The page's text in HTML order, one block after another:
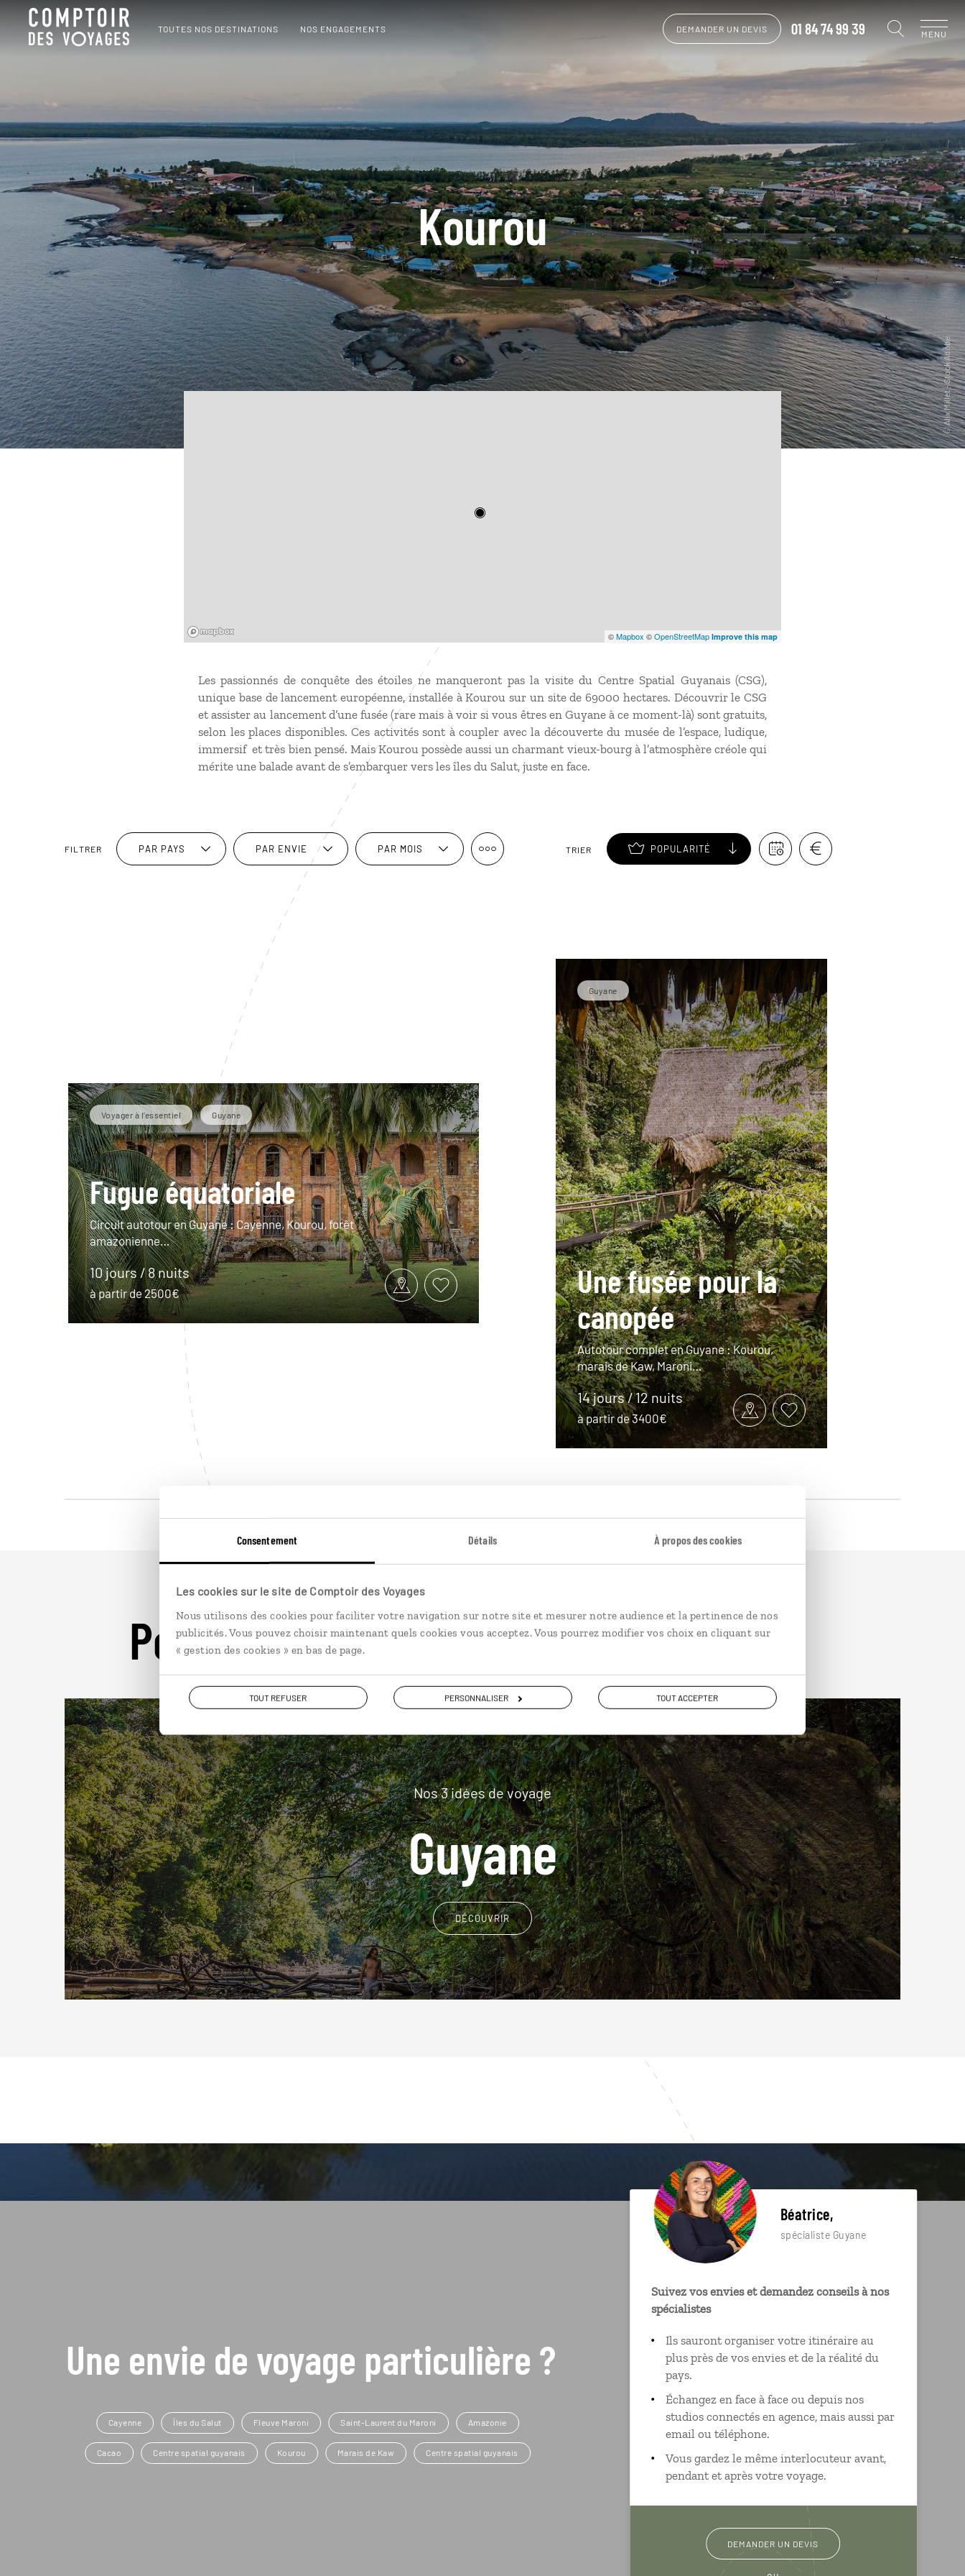
Consentement Détails À propos des cookies
Les cookies sur le site de Comptoir des Voyages
Nous utilisons des cookies pour faciliter votre navigation sur notre site et mesurer notre audience et la pertinence de nos
publicités. Vous pouvez choisir maintenant quels cookies vous acceptez. Vous pourrez modifier vos choix en cliquant sur
« gestion des cookies » en bas de page.
TOUT REFUSER PERSONNALISER TOUT ACCEPTER
TOUTES NOS DESTINATIONS NOS ENGAGEMENTS DEMANDER UN DEVIS 01 84 74 99 39 MENU
Kourou
©Mapbox ©OpenStreetMap Improve this map
Les passionnés de conquête des étoiles ne manqueront pas la visite du Centre Spatial Guyanais (CSG),
unique base de lancement européenne, installée à Kourou sur un site de 69000 hectares. Découvrir le CSG
et assister au lancement d’une fusée (rare mais à voir si vous êtres en Guyane à ce moment-là) sont gratuits,
selon les places disponibles. Ces activités sont à coupler avec la découverte du musée de l’espace, ludique,
immersif et très bien pensé. Mais Kourou possède aussi un charmant vieux-bourg à l’atmosphère créole qui
mérite une balade avant de s’embarquer vers les îles du Salut, juste en face.
FILTRER PAR PAYS PAR ENVIE PAR MOIS TRIER POPULARITÉ
Voyager à l’essentiel Guyane
Fugue équatoriale
Circuit autotour en Guyane : Cayenne, Kourou, forêt
amazonienne…
10 jours / 8 nuits
à partir de 2500€
Guyane
Une fusée pour la
canopée
Autotour complet en Guyane : Kourou,
marais de Kaw, Maroni…
14 jours / 12 nuits
à partir de 3400€
Pour aller plus loin
Nos 3 idées de voyage
Guyane
DÉCOUVRIR
Une envie de voyage particulière ?
Cayenne Îles du Salut Fleuve Maroni Saint-Laurent du Maroni Amazonie
Cacao Centre spatial guyanais Kourou Marais de Kaw Centre spatial guyanais
Béatrice,
spécialiste Guyane
Suivez vos envies et demandez conseils à nos
spécialistes
Ils sauront organiser votre itinéraire au
plus près de vos envies et de la réalité du
pays.
Échangez en face à face ou depuis nos
studios connectés en agence, mais aussi par
email ou téléphone.
Vous gardez le même interlocuteur avant,
pendant et après votre voyage.
DEMANDER UN DEVIS